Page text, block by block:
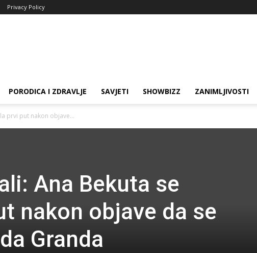
Privacy Policy
PORODICA I ZDRAVLJE SAVJETI SHOWBIZZ ZANIMLJIVOSTI
prvi put nakon objave...
Ana Bekuta se
nakon objave da se
Granda